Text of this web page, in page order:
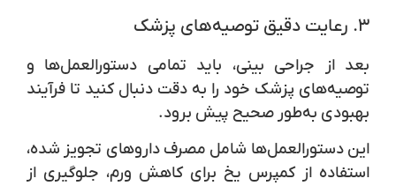
۳. رعایت دقیق توصیه‌های پزشک
بعد از جراحی بینی، باید تمامی دستورالعمل‌ها و
توصیه‌های پزشک خود را به دقت دنبال کنید تا فرآیند
بهبودی به‌طور صحیح پیش برود.
این دستورالعمل‌ها شامل مصرف داروهای تجویز شده،
استفاده از کمپرس یخ برای کاهش ورم، جلوگیری از